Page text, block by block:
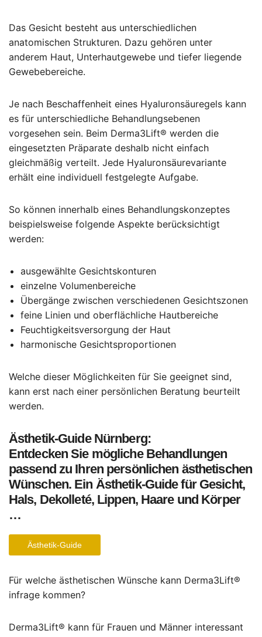
Das Gesicht besteht aus unterschiedlichen
anatomischen Strukturen. Dazu gehören unter
anderem Haut, Unterhautgewebe und tiefer liegende
Gewebebereiche.
Je nach Beschaffenheit eines Hyaluronsäuregels kann
es für unterschiedliche Behandlungsebenen
vorgesehen sein. Beim Derma3Lift® werden die
eingesetzten Präparate deshalb nicht einfach
gleichmäßig verteilt. Jede Hyaluronsäurevariante
erhält eine individuell festgelegte Aufgabe.
So können innerhalb eines Behandlungskonzeptes
beispielsweise folgende Aspekte berücksichtigt
werden:
ausgewählte Gesichtskonturen
einzelne Volumenbereiche
Übergänge zwischen verschiedenen Gesichtszonen
feine Linien und oberflächliche Hautbereiche
Feuchtigkeitsversorgung der Haut
harmonische Gesichtsproportionen
Welche dieser Möglichkeiten für Sie geeignet sind,
kann erst nach einer persönlichen Beratung beurteilt
werden.
Ästhetik-Guide Nürnberg:
Entdecken Sie mögliche Behandlungen
passend zu Ihren persönlichen ästhetischen
Wünschen. Ein Ästhetik-Guide für Gesicht,
Hals, Dekolleté, Lippen, Haare und Körper
…
Ästhetik-Guide
Für welche ästhetischen Wünsche kann Derma3Lift®
infrage kommen?
Derma3Lift® kann für Frauen und Männer interessant